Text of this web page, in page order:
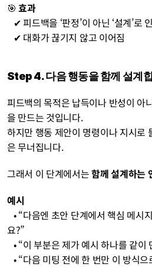
🎯 효과
✔︎ 피드백을 ‘판정’이 아닌 ‘설계’로
   ✔︎ 대화가 끊기지 않고 이어짐
Step 4. 다음 행동을 함께 설계
피드백의 목적은 납득이나 반성이 아
을 만드는 것입니다.
하지만 행동 제안이 명령이나 지시로
은 무너집니다.
그래서 이 단계에서는 함께 설계하는
예시
   • “다음엔 초안 단계에서 핵심 메시지를 한 줄로 먼저 정리해볼까
요?”
• “이 부분은 제가 예시 하나를 같
• “다음 미팅 전에 한 번만 이 방